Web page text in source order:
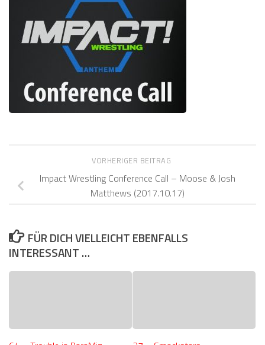
VORHERIGER BEITRAG
Impact Wrestling Conference Call – Moose & Josh
Matthews (2017.10.17)
FÜR DICH VIELLEICHT EBENFALLS
INTERESSANT …